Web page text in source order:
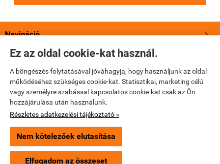
Ez az oldal cookie-kat használ.
A böngészés folytatásával jóváhagyja, hogy használjunk az oldal
működéséhez szükséges cookie-kat. Statisztikai, marketing célú
vagy személyre szabással kapcsolatos cookie-kat csak az Ön
hozzájárulása után használunk.
Részletes adatkezelési tájékoztató »
Nem kötelezőek elutasítása
Elfogadom az összeset
Navigáció 
Saját fiók
Bemutatkozás
Elérhetőségek